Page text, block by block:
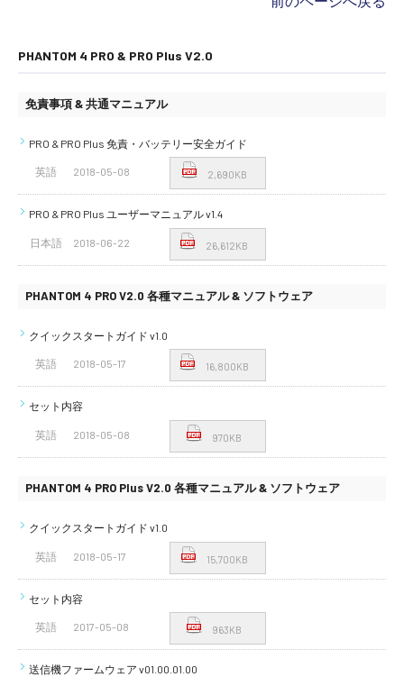
PHANTOM 4 PRO & PRO Plus V2.0
免責事項 & 共通マニュアル
PRO & PRO Plus 免責・バッテリー安全ガイド
英語 2018-05-08 2,690KB
PRO & PRO Plus ユーザーマニュアル v1.4
日本語 2018-06-22 26,612KB
PHANTOM 4 PRO V2.0 各種マニュアル & ソフトウェア
クイックスタートガイド v1.0
英語 2018-05-17 16,800KB
セット内容
英語 2018-05-08 970KB
PHANTOM 4 PRO Plus V2.0 各種マニュアル & ソフトウェア
クイックスタートガイド v1.0
英語 2018-05-17 15,700KB
セット内容
英語 2017-05-08 963KB
送信機ファームウェア v01.00.01.00